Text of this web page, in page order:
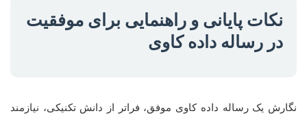
نکات پایانی و راهنمایی برای موفقیت
در رساله داده کاوی
نگارش یک رساله داده کاوی موفق، فراتر از دانش تکنیکی، نیازمند